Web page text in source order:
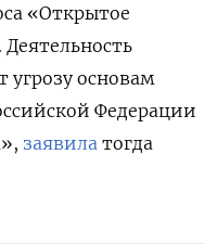
«Открытое
угрозу основам
Федерации
заявила тогда